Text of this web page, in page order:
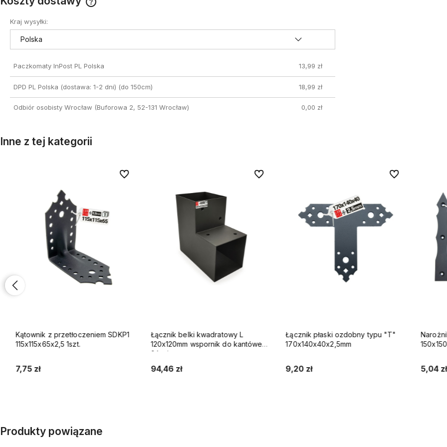
Kraj wysyłki:
Paczkomaty InPost PL Polska 13,99 zł
DPD PL Polska (dostawa: 1-2 dni) (do 150cm) 18,99 zł
Odbiór osobisty Wrocław (Buforowa 2, 52-131 Wrocław) 0,00 zł
Inne z tej kategorii
Kątownik z przetłoczeniem SDKP1
115x115x65x2,5 1szt.
7,75 zł
Do ulubionych
Do ulubionych
Łącznik belki kwadratowy L
120x120mm wspornik do kantówek
2 końce
94,46 zł
Do ulubionych
Do ulubionych
Łącznik płaski ozdobny typu "T"
170x140x40x2,5mm
9,20 zł
Do ulubionych
Do ulubionych
Narożnik
5,04 zł
Produkty powiązane